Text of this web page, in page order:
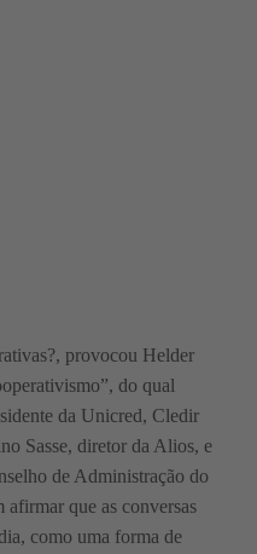
provocou Helder
do qual
da Unicred, Cledir
Sasse, diretor da Alios, e
de Administração do
que as conversas
como uma forma de